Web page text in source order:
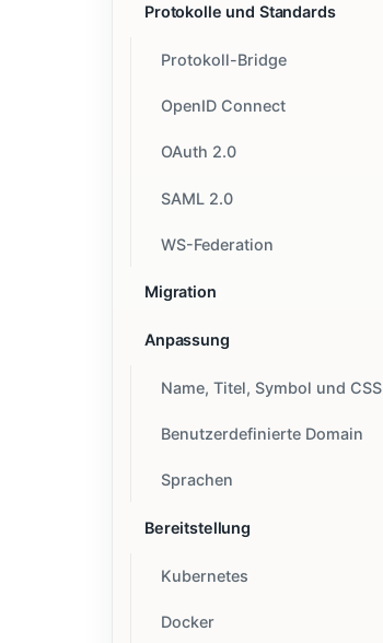
Protokolle und Standards
Protokoll-Bridge
OpenID Connect
OAuth 2.0
SAML 2.0
WS-Federation
Migration
Anpassung
Name, Titel, Symbol und CSS
Benutzerdefinierte Domain
Sprachen
Bereitstellung
Kubernetes
Docker